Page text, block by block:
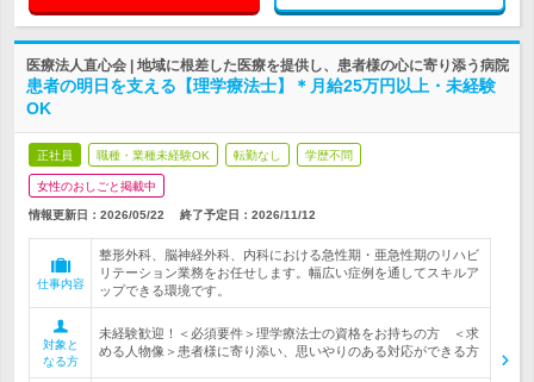
医療法人直心会 | 地域に根差した医療を提供し、患者様の心に寄り添う病院
患者の明日を支える【理学療法士】＊月給25万円以上・未経験
OK
正社員 職種・業種未経験OK 転勤なし 学歴不問
女性のおしごと掲載中
情報更新日：2026/05/22 終了予定日： 2026/11/12
仕事内容
整形外科、脳神経外科、内科における急性期・亜急性期のリハビ
リテーション業務をお任せします。幅広い症例を通してスキルア
ップできる環境です。
対象と
なる方
未経験歓迎！＜必須要件＞理学療法士の資格をお持ちの方 ＜求
める人物像＞患者様に寄り添い、思いやりのある対応ができる方